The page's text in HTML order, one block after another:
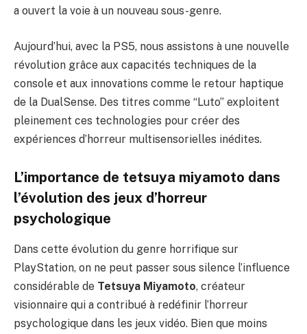
a ouvert la voie à un nouveau sous-genre.
Aujourd’hui, avec la PS5, nous assistons à une nouvelle
révolution grâce aux capacités techniques de la
console et aux innovations comme le retour haptique
de la DualSense. Des titres comme “Luto” exploitent
pleinement ces technologies pour créer des
expériences d’horreur multisensorielles inédites.
L’importance de tetsuya miyamoto dans
l’évolution des jeux d’horreur
psychologique
Dans cette évolution du genre horrifique sur
PlayStation, on ne peut passer sous silence l’influence
considérable de Tetsuya Miyamoto, créateur
visionnaire qui a contribué à redéfinir l’horreur
psychologique dans les jeux vidéo. Bien que moins